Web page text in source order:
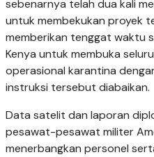
sebenarnya telah dua kali
untuk membekukan proyek
memberikan tenggat waktu
Kenya untuk membuka
operasional karantina
instruksi tersebut diabaikan.
Data satelit dan laporan
pesawat-pesawat militer
menerbangkan personel